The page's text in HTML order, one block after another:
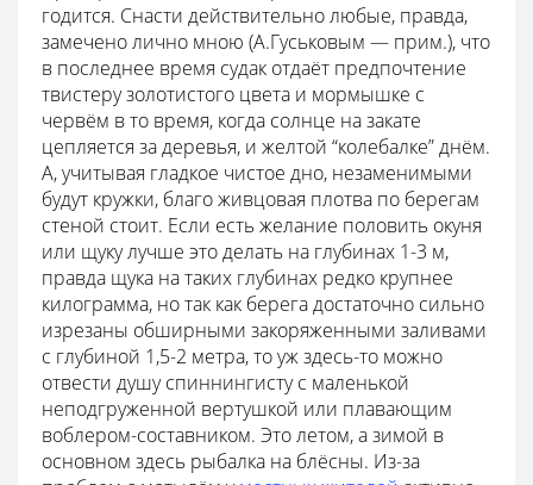
годится. Снасти действительно любые, правда,
замечено лично мною (А.Гуськовым — прим.), что
в последнее время судак отдаёт предпочтение
твистеру золотистого цвета и мормышке с
червём в то время, когда солнце на закате
цепляется за деревья, и желтой “колебалке” днём.
А, учитывая гладкое чистое дно, незаменимыми
будут кружки, благо живцовая плотва по берегам
стеной стоит. Если есть желание половить окуня
или щуку лучше это делать на глубинах 1-3 м,
правда щука на таких глубинах редко крупнее
килограмма, но так как берега достаточно сильно
изрезаны обширными закоряженными заливами
с глубиной 1,5-2 метра, то уж здесь-то можно
отвести душу спиннингисту с маленькой
неподгруженной вертушкой или плавающим
воблером-составником. Это летом, а зимой в
основном здесь рыбалка на блёсны. Из-за